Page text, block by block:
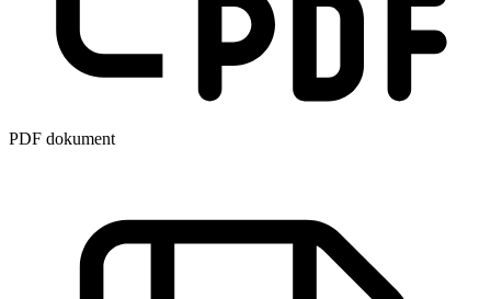
PDF dokument